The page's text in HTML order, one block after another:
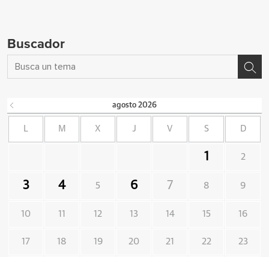
Buscador
agosto 2026
L M X J V S D
1 2
3 4 5 6 7 8 9
10 11 12 13 14 15 16
17 18 19 20 21 22 23